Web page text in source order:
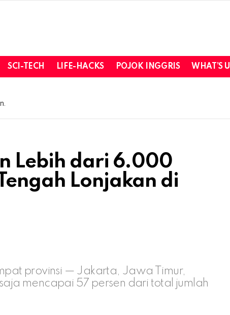
SCI-TECH LIFE-HACKS POJOK INGGRIS WHAT’S
Lebih dari 6.000
Lonjakan di
provinsi — Jakarta, Jawa Timur,
mencapai 57 persen dari total jumlah